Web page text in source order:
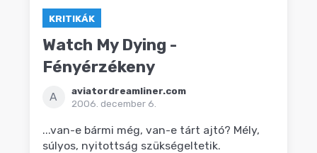
KRITIKÁK
Watch My Dying -
Fényérzékeny
A
aviatordreamliner.com
2006. december 6.
...van-e bármi még, van-e tárt ajtó? Mély,
súlyos, nyitottság szükségeltetik.